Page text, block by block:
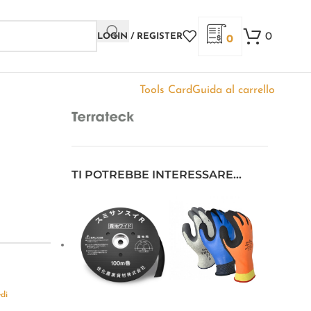
LOGIN / REGISTER 0 0
Tools CardGuida al carrello
TI POTREBBE INTERESSARE…